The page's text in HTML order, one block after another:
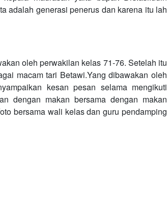
adalah generasi penerus dan karena itu lah
oleh perwakilan kelas 71-76. Setelah itu
macam tari Betawi.Yang dibawakan oleh
kesan pesan selama mengikuti
dengan makan bersama dengan makan
bersama wali kelas dan guru pendamping